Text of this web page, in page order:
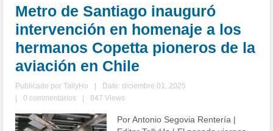
Metro de Santiago inauguró
intervención en homenaje a los
hermanos Copetta pioneros de la
aviación en Chile
Publicado porTallyHo
Date: diciembre 01, 2025
0 commentarios 847 Views
Por Antonio Segovia Rentería |